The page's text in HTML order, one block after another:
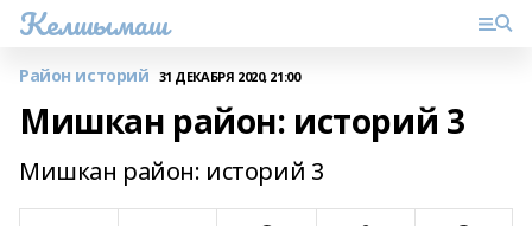
Келшымаш
Район историй 31 ДЕКАБРЯ 2020, 21:00
Мишкан район: историй 3
Мишкан район: историй 3